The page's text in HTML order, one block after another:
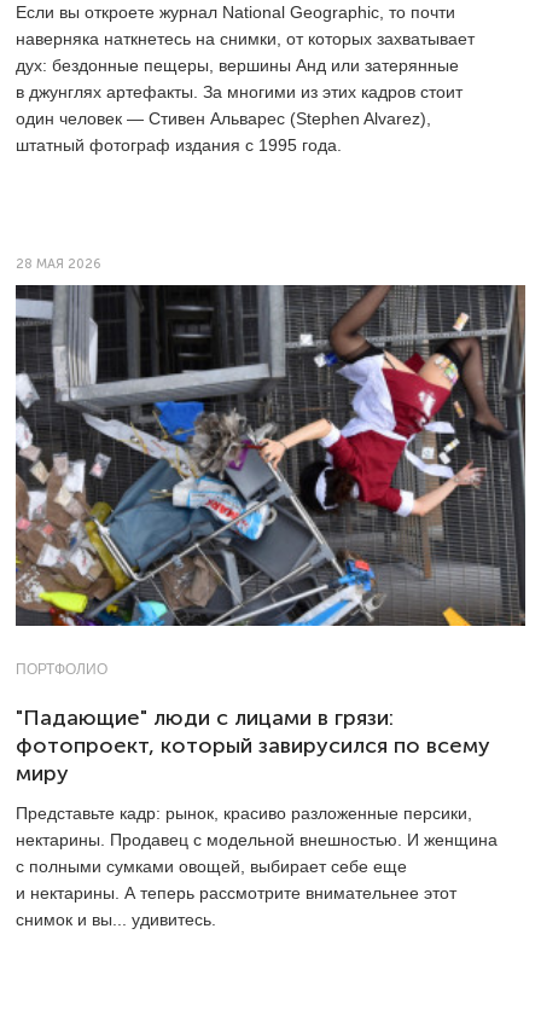
Если вы откроете журнал National Geographic, то почти
наверняка наткнетесь на снимки, от которых захватывает
дух: бездонные пещеры, вершины Анд или затерянные
в джунглях артефакты. За многими из этих кадров стоит
один человек — Стивен Альварес (Stephen Alvarez),
штатный фотограф издания с 1995 года.
28 МАЯ 2026
ПОРТФОЛИО
"Падающие" люди с лицами в грязи:
фотопроект, который завирусился по всему
миру
Представьте кадр: рынок, красиво разложенные персики,
нектарины. Продавец с модельной внешностью. И женщина
с полными сумками овощей, выбирает себе еще
и нектарины. А теперь рассмотрите внимательнее этот
снимок и вы... удивитесь.